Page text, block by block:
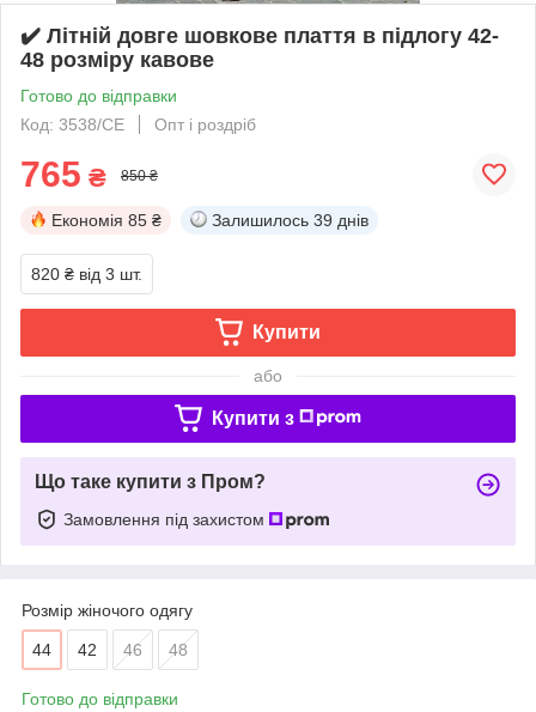
✔️ Літній довге шовкове плаття в підлогу 42-
48 розміру кавове
Готово до відправки
Код: 3538/СЕ
Опт і роздріб
765 ₴ 850 ₴
Економія 85 ₴ Залишилось 39 днів
820 ₴ від 3 шт.
Купити
або
Купити з
Що таке купити з Пром?
Замовлення під захистом
Розмір жіночого одягу
44 42 46 48
Готово до відправки